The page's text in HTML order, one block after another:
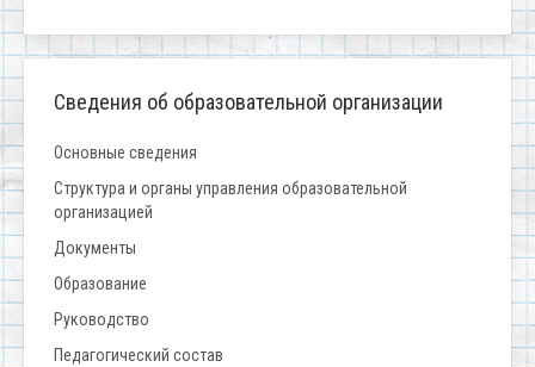
Сведения об образовательной организации
Основные сведения
Структура и органы управления образовательной
организацией
Документы
Образование
Руководство
Педагогический состав